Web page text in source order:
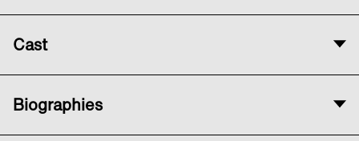
Cast
Rundfunkchor Berlin
Biographies